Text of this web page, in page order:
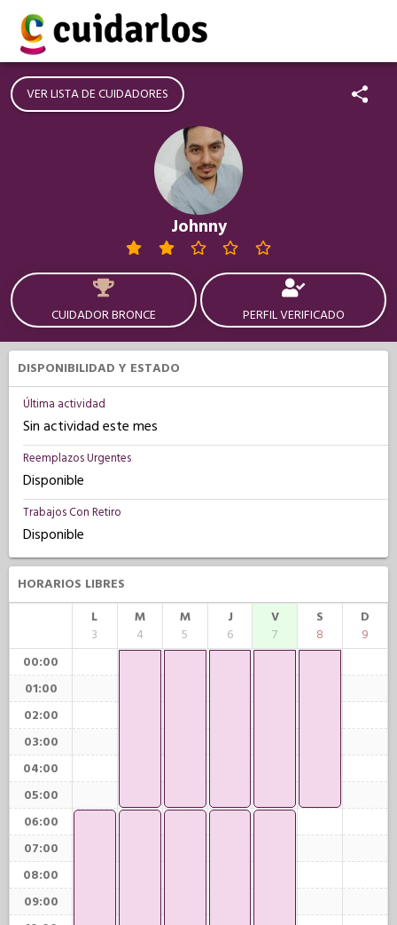
VER LISTA DE CUIDADORES
Johnny
CUIDADOR BRONCE PERFIL VERIFICADO
DISPONIBILIDAD Y ESTADO
Última actividad
Sin actividad este mes
Reemplazos Urgentes
Disponible
Trabajos Con Retiro
Disponible
HORARIOS LIBRES
L
3
M
4
M
5
J
6
V
7
S
8
D
9
00:00
01:00
02:00
03:00
04:00
05:00
06:00
07:00
08:00
09:00